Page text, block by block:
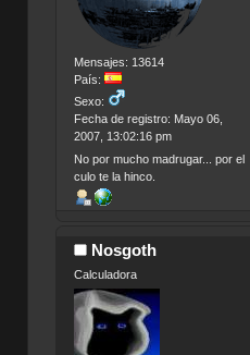
Mensajes: 13614
País:
Sexo:
Fecha de registro: Mayo 06,
2007, 13:02:16 pm
No por mucho madrugar... por el
culo te la hinco.
Nosgoth
Calculadora